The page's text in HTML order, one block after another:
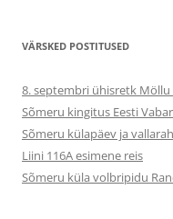
VÄRSKED POSTITUSED
8. septembri ühisretk Möllu
Sõmeru kingitus Eesti
Sõmeru külapäev ja
Liini 116A esimene reis
Sõmeru küla volbripidu